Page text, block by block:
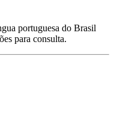
portuguesa do Brasil
para consulta.